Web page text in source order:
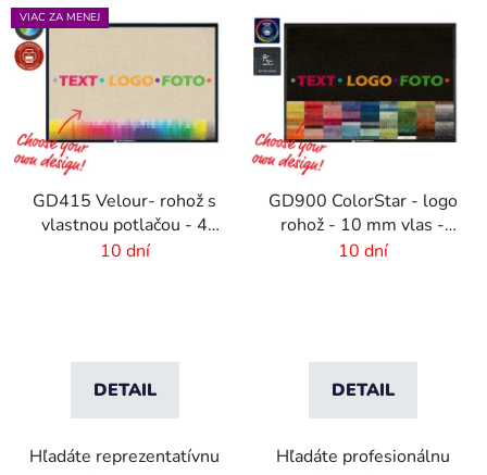
VIAC ZA MENEJ
GD415 Velour- rohož s
vlastnou potlačou - 4
mm vlas
10 dní
DETAIL
Hľadáte reprezentatívnu
GD900 ColorStar - logo
rohož - 10 mm vlas -
rozmer na mieru
10 dní
DETAIL
Hľadáte profesionálnu